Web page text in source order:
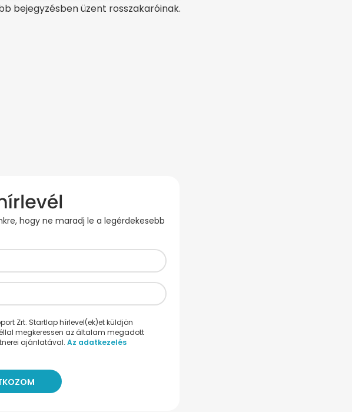
bejegyzésben üzent rosszakaróinak.
hogy ne maradj le a legérdekesebb
Zrt. Startlap hírlevel(ek)et küldjön
megkeressen az általam megadott
ajánlatával. Az adatkezelés